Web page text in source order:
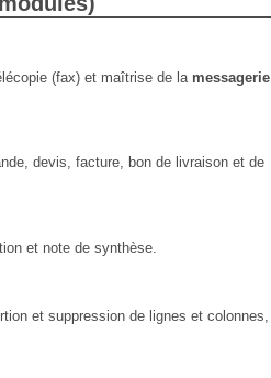
(fax) et maîtrise de la messagerie
devis, facture, bon de livraison et de
et note de synthèse.
et suppression de lignes et colonnes,